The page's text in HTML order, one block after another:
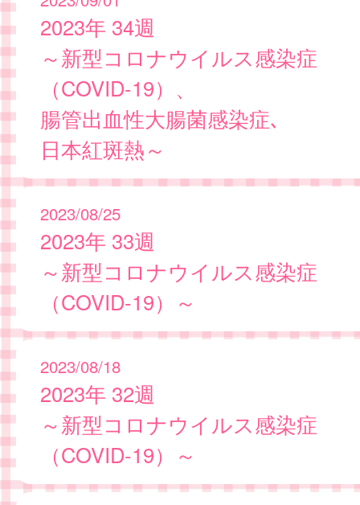
2023年 34週
～新型コロナウイルス感染症
（COVID-19）、
腸管出血性大腸菌感染症､
日本紅斑熱～
2023/08/25
2023年 33週
～新型コロナウイルス感染症
（COVID-19）～
2023/08/18
2023年 32週
～新型コロナウイルス感染症
（COVID-19）～